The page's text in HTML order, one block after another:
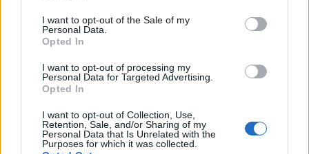
I want to opt-out of the Sale of my
Personal Data.
Opted In
I want to opt-out of processing my
Personal Data for Targeted Advertising.
Opted In
I want to opt-out of Collection, Use,
Retention, Sale, and/or Sharing of my
Personal Data that Is Unrelated with the
Purposes for which it was collected.